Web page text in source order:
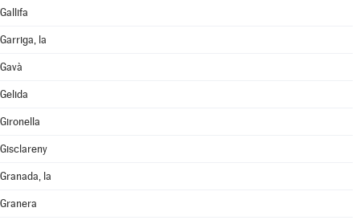
Gallifa
Garriga, la
Gavà
Gelida
Gironella
Gisclareny
Granada, la
Granera